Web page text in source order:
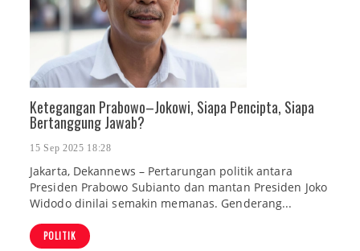
Ketegangan Prabowo–Jokowi, Siapa Pencipta, Siapa
Bertanggung Jawab?
15 Sep 2025 18:28
Jakarta, Dekannews – Pertarungan politik antara
Presiden Prabowo Subianto dan mantan Presiden Joko
Widodo dinilai semakin memanas. Genderang...
POLITIK